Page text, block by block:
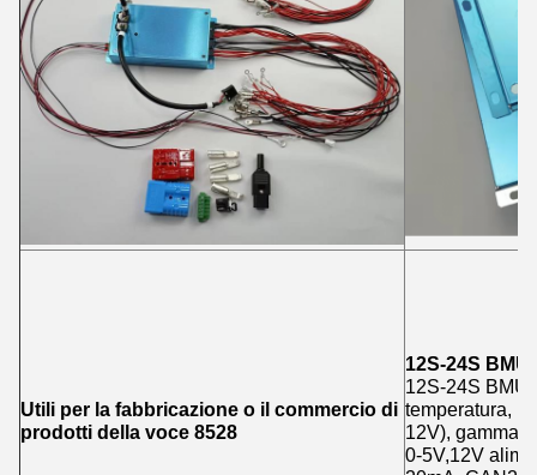
Utili per la fabbricazione o il commercio di
prodotti della voce 8528
12S-24S BMU
12S-24S BMU
temperatura,
12V), gamma
0-5V,12V